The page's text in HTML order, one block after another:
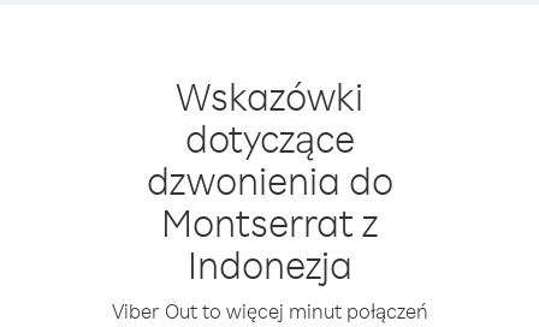
Wskazówki
dotyczące
dzwonienia do
Montserrat z
Indonezja
Viber Out to więcej minut połączeń